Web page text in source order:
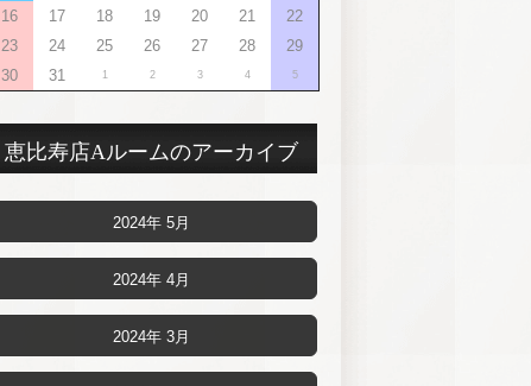
16
17 18 19 20 21
22
23
24 25 26 27 28
29
30
31 1 2 3 4 5
恵比寿店Aルームのアーカイブ
2024年 5月
2024年 4月
2024年 3月